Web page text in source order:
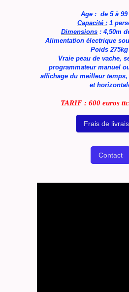
Age : de 5 à 99
Capacité : 1
Dimensions : 4,50m
Alimentation électrique
Poids 275kg
Vraie peau de vache,
programmateur manuel
affichage du meilleur
et
TARIF : 600 euros
Frais de
Contact